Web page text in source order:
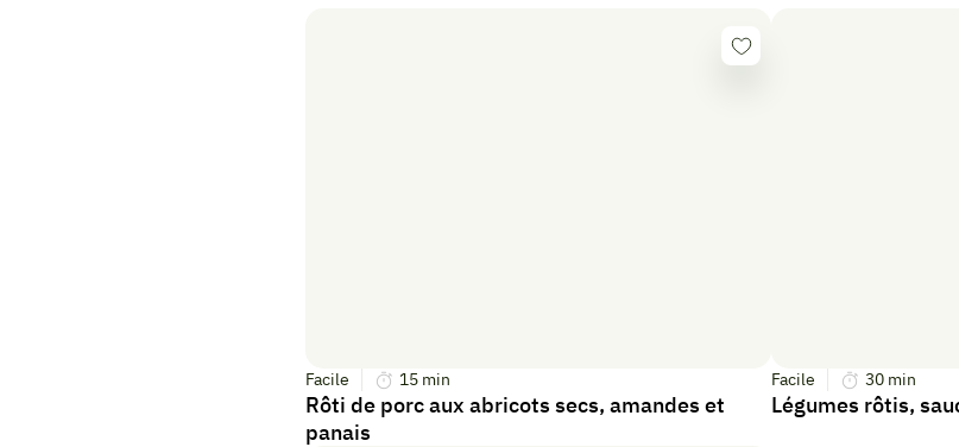
Facile 15 min
Rôti de porc aux abricots secs, amandes et
panais
Facile 30 min
Légumes rôtis,